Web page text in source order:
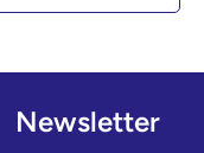
Newsletter